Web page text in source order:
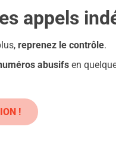
: Danger !
appels
reprenez le contrôle.
abusifs en
!